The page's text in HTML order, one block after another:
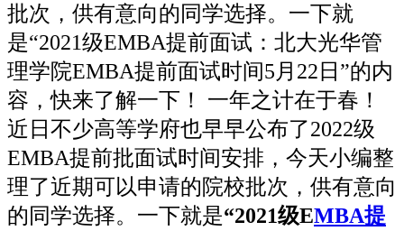
批次，供有意向的同学选择。一下就
是“2021级EMBA提前面试：北大光华管
理学院EMBA提前面试时间5月22日”的内
容，快来了解一下！ 一年之计在于春！
近日不少高等学府也早早公布了2022级
EMBA提前批面试时间安排，今天小编整
理了近期可以申请的院校批次，供有意向
的同学选择。一下就是“2021级EMBA提